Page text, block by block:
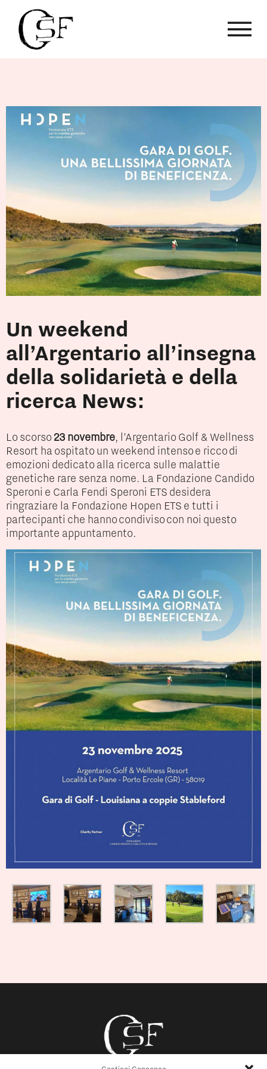
Un weekend
all’Argentario all’insegna
della solidarietà e della
ricerca News:
Lo scorso23 novembre, l’Argentario Golf & Wellness
Resort ha ospitato un weekend intenso e ricco di
emozioni dedicato alla ricerca sulle malattie
genetiche rare senza nome. La Fondazione Candido
Speroni e Carla Fendi Speroni ETS desidera
ringraziare la Fondazione Hopen ETS e tutti i
partecipanti che hanno condiviso con noi questo
importante appuntamento.